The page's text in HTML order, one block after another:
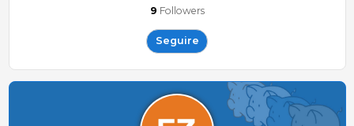
9 Followers
Seguire